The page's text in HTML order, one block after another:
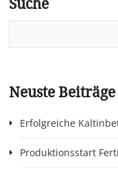
Neuste Beiträge
Erfolgreiche
Produktionsstart